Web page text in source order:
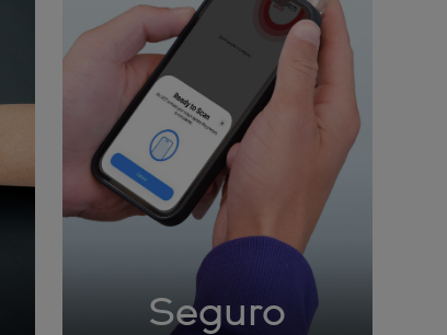
Seguro